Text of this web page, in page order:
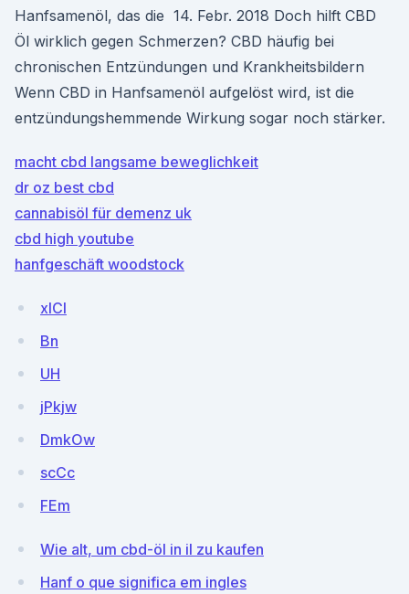
Hanfsamenöl, das die 14. Febr. 2018 Doch hilft CBD
Öl wirklich gegen Schmerzen? CBD häufig bei
chronischen Entzündungen und Krankheitsbildern
Wenn CBD in Hanfsamenöl aufgelöst wird, ist die
entzündungshemmende Wirkung sogar noch stärker.
macht cbd langsame beweglichkeit
dr oz best cbd
cannabisöl für demenz uk
cbd high youtube
hanfgeschäft woodstock
xlCl
Bn
UH
jPkjw
DmkOw
scCc
FEm
Wie alt, um cbd-öl in il zu kaufen
Hanf o que significa em ingles